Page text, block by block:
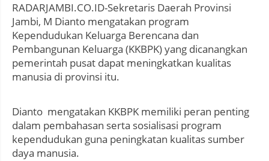
RADARJAMBI.CO.ID-Sekretaris Daerah Provinsi
Jambi, M Dianto mengatakan program
Kependudukan Keluarga Berencana dan
Pembangunan Keluarga (KKBPK) yang dicanangkan
pemerintah pusat dapat meningkatkan kualitas
manusia di provinsi itu.
Dianto mengatakan KKBPK memiliki peran penting
dalam pembahasan serta sosialisasi program
kependudukan guna peningkatan kualitas sumber
daya manusia.